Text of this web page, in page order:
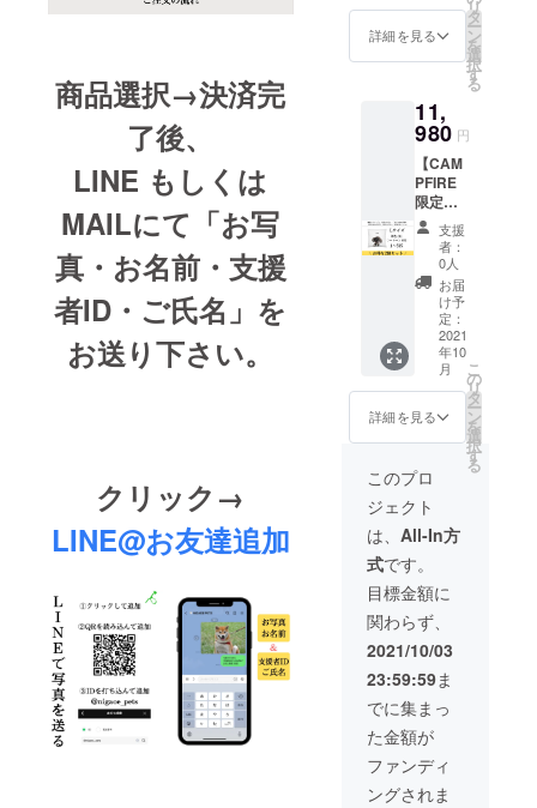
商品選択→決済完
了後、
LINE もしくは
MAILにて「お写
真・お名前・支援
者ID・ご氏名」を
お送り下さい。
クリック→
LINE@お友達追加
のお写
真・
援ID・
ご氏名
を
「LINE
or メー
ルで送
信し
て」注
文完了
となり
ます。
ナル
クッ
ション2
点をお
しま
す。 ※
消費
税・送
料込み
【お届
けにつ
いて】
プロ
ジェク
ト終了
後、3~4
週間程
注意※】
ペット
のお写
のお名
前・支
援ID・
ご氏名
を
「LINE
or メー
ルで送
信し
て」注
文完了
となり
ます。
詳細を見る
リ
タ
ー
ン
を
選
択
す
る
11,
980 円
【CAM
PFIRE
限定先
行販
売】
「Lサイ
ズ」
「単色
or ツー
トー
ン」の
オリジ
ナル
クッ
ション2
点をお
届け致
しま
す。 ※
消費
税・送
料込み
【お届
けにつ
いて】
プロ
ジェク
ト終了
後、3~4
週間程
度 【※
注意※】
ペット
のお写
支援
者：
0人
お届
け予
定：
2021
年10
月
詳細を見る
こ
の
リ
タ
ー
ン
を
選
択
す
る
このプロ
ジェクト
は、 All-In方
式です。
目標金額に
関わらず、
2021/10/03
23:59:59ま
でに集まっ
た金額が
ファンディ
ングされま